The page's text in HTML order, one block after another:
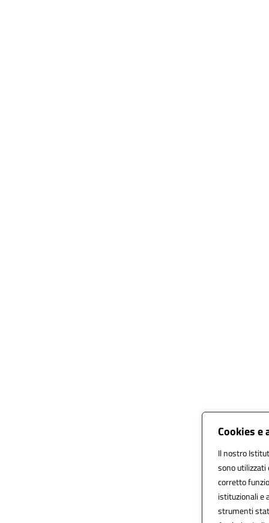
Cookies
Il nostro
sono utilizzati
corretto
istituzionali e
strumenti